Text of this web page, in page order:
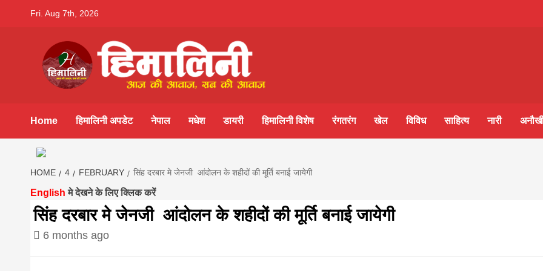
Fri. Aug 7th, 2026
Himalini.com-
hindi magazine
||madhesh
khabar:Himalini
NEWS IN HINDI FROM NEPAL, BANK LOAN NEWS
Home हिमालिनी अपडेट नेपाल मधेश डायरी हिमालिनी विशेष रंगतरंग खेल विविध साहित्य नारी
HOME 4 FEBRUARY सिंह दरबार मे जेनजी आंदोलन के शहीदों की मूर्ति बनाई जायेगी
English मे देखने के लिए क्लिक करें
सिंह दरबार मे जेनजी आंदोलन के शहीदों की मूर्ति बनाई जायेगी
6 months ago